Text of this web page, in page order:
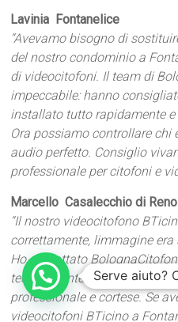
Lavinia  Fontanelice
“Avevamo bisogno di
del nostro condominio a
di videocitofoni. Il team di
impeccabile: hanno
installato tutto rapidamente
Ora possiamo controllare
audio perfetto. Consiglio
professionale per citofoni e
Marcello  Casalecchio di Reno
“Il nostro videocitofono
correttamente, limmagine
Ho contattato
tecnico è intervenuto e ha
professionale e cortese. Se
videocitofoni BTicino a
Serve aiuto?